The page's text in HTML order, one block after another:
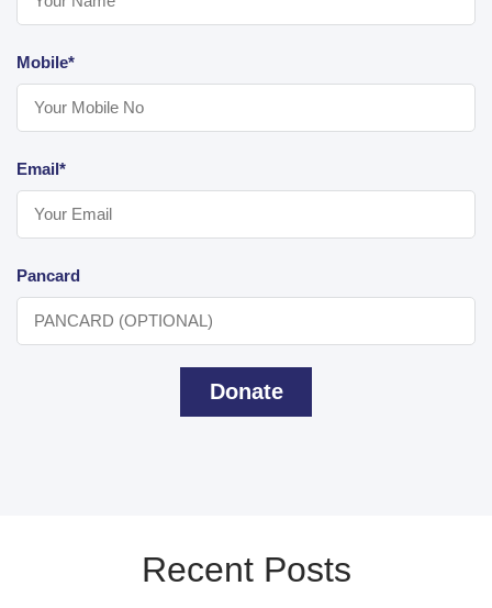
Mobile*
Email*
Pancard
Donate
Recent Posts